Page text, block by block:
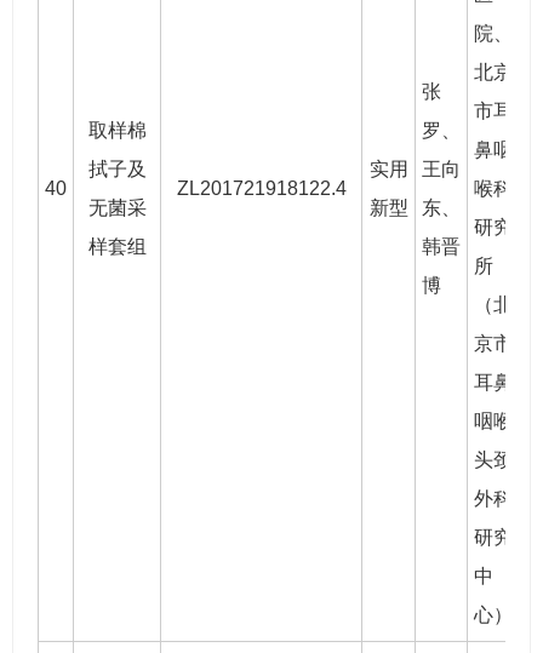
40
取样棉
拭子及
无菌采
样套组
ZL201721918122.4
实用
新型
张
罗
王向
东
韩晋
博
院、
北京
市耳
鼻咽
喉科
研究
所
（北
京市
耳鼻
咽喉
头颈
外科
研究
中
心）